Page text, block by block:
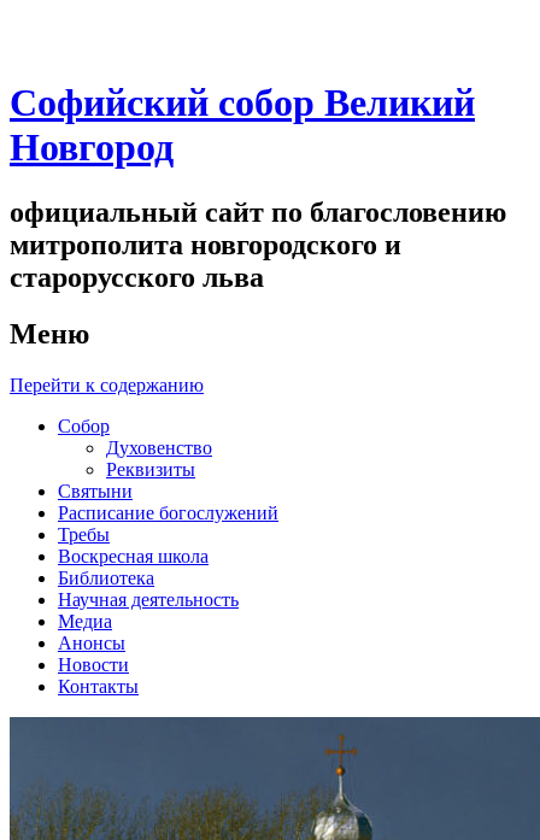
Софийский собор Великий
Новгород
официальный сайт по благословению
митрополита новгородского и
старорусского льва
Меню
Перейти к содержанию
Собор
Духовенство
Реквизиты
Святыни
Расписание богослужений
Требы
Воскресная школа
Библиотека
Научная деятельность
Медиа
Анонсы
Новости
Контакты